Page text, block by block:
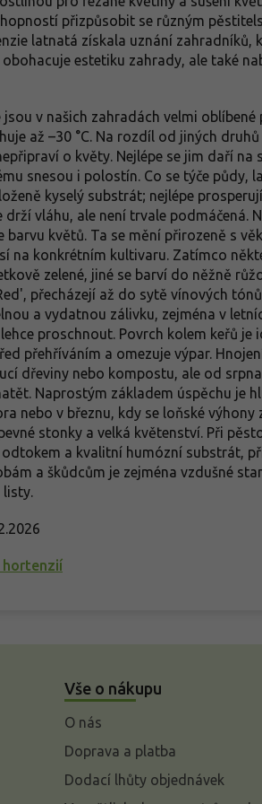
přizpůsobit se různým
latnatá získala uznání zahradníků,
estetiku zahrady, ale také
v našich zahradách velmi
až –30 °C. Na rozdíl od jiných
o květy. Nejlépe se jim daří
snesou i polostín. Co se týče půdy,
kyselý substrát; nejlépe
drží vláhu, ale není trvale podmáčená.
barvu květů. Ta se mění přirozeně s
na konkrétním kultivaru. Zatímco
zelené, jiné se barví do něžně
přecházejí až do sytě vínových
a vydatnou zálivku, zejména v
proschnout. Povrch kolem keřů je
přehříváním a omezuje výpar.
dřeviny nebo kompostu, ale od
Naprostým základem úspěchu je
nebo v březnu, kdy se loňské
stonky a velká květenství. Při
a kvalitní humózní substrát,
a škůdcům je zejména vzdušné
listy.
hortenzií
Vše o nákupu
O nás
Doprava a platba
Dodací lhůty objednávek